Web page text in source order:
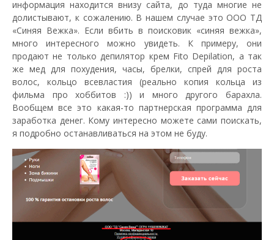
информация находится внизу сайта, до туда многие не
долистывают, к сожалению. В нашем случае это ООО ТД
«Синяя Вежка». Если вбить в поисковик «синяя вежка»,
много интересного можно увидеть. К примеру, они
продают не только депилятор крем Fito Depilation, а так
же мед для похудения, часы, брелки, спрей для роста
волос, кольцо всевластия (реально копия кольца из
фильма про хоббитов :)) и много другого барахла.
Вообщем все это какая-то партнерская программа для
заработка денег. Кому интересно можете сами поискать,
я подробно останавливаться на этом не буду.